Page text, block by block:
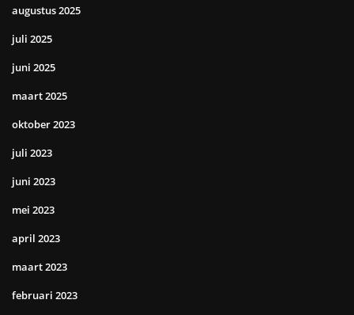
augustus 2025
juli 2025
juni 2025
maart 2025
oktober 2023
juli 2023
juni 2023
mei 2023
april 2023
maart 2023
februari 2023